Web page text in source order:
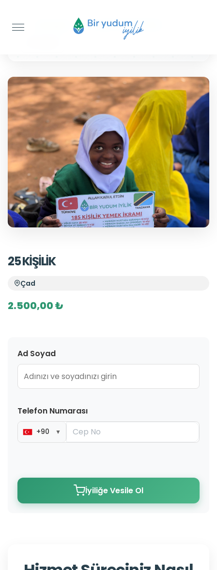
Sıcak Yemek İkramı
25 KİŞİLİK
Çad
2.500,00 ₺
Ad Soyad
Telefon Numarası
+90 ▼
İyiliğe Vesile Ol